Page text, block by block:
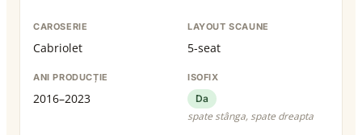
CAROSERIE
Cabriolet
LAYOUT SCAUNE
5-seat
ANI PRODUCȚIE
2016–2023
ISOFIX
Da
spate stânga, spate dreapta